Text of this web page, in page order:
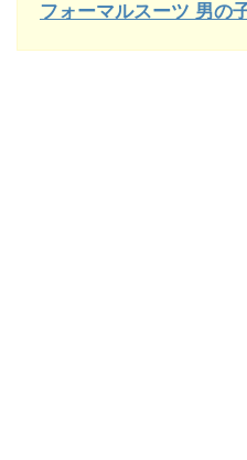
フォーマルスーツ 男の